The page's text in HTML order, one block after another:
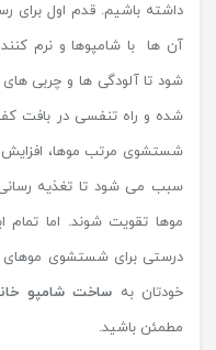
داشته باشیم. قدم اول
آن ها با شامپوها و نرم
شود تا آلودگی ها و چربی های
شده و راه تنفسی در بافت کف
شستشوی مرتب موها،
سبب می شود تا تغذیه
موها تقویت شوند. اما
درستی برای شستشوی موهای
خودتان به ساخت شامپو
مطمئن باشید.